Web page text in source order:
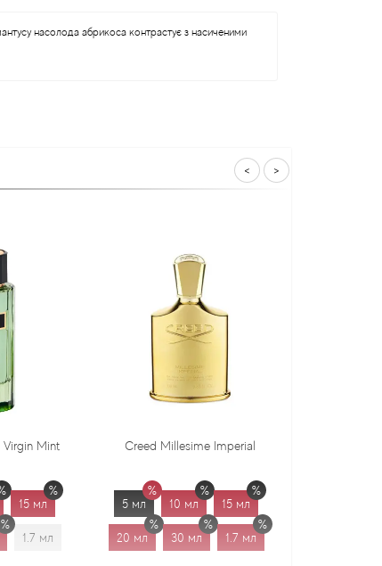
насолода абрикоса контрастує з насиченими
Creed Millesime Imperial
5 мл 15 мл
20 мл 1.7 мл
5 мл
20 мл
< >